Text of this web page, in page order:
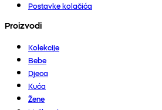
Postavke kolačića
Proizvodi
Kolekcije
Bebe
Djeca
Kuća
Žene